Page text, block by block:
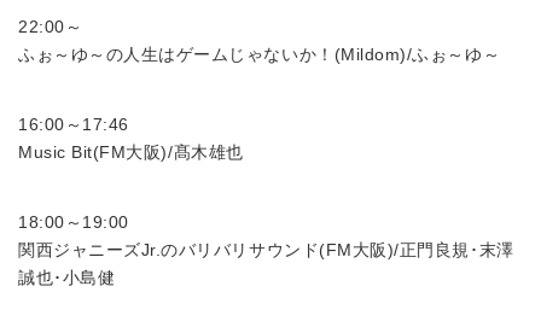
22:00～
ふぉ～ゆ～の人生はゲームじゃないか！(Mildom)/ふぉ～ゆ～
16:00～17:46
Music Bit(FM大阪)/髙木雄也
18:00～19:00
関西ジャニーズJr.のバリバリサウンド(FM大阪)/正門良規･末澤
誠也･小島健